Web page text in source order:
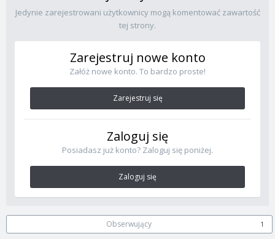
Jedynie zarejestrowani użytkownicy mogą komentować zawartość
tej strony.
Zarejestruj nowe konto
Załóż nowe konto. To bardzo proste!
Zarejestruj się
Zaloguj się
Posiadasz już konto? Zaloguj się poniżej.
Zaloguj się
Obserwujący 1